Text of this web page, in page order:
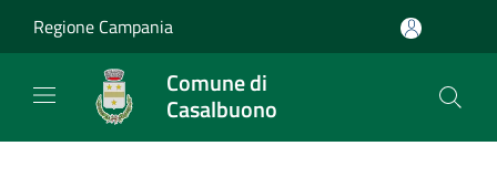
Regione Campania
Comune di
Casalbuono